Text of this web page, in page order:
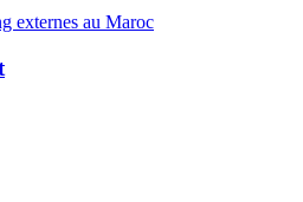
externes au Maroc